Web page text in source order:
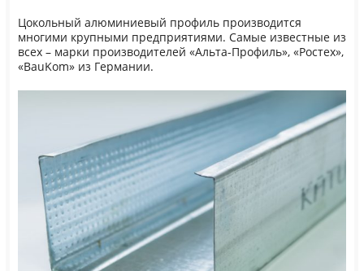
Цокольный алюминиевый профиль производится
многими крупными предприятиями. Самые известные из
всех – марки производителей «Альта-Профиль», «Ростех»,
«BauKom» из Германии.